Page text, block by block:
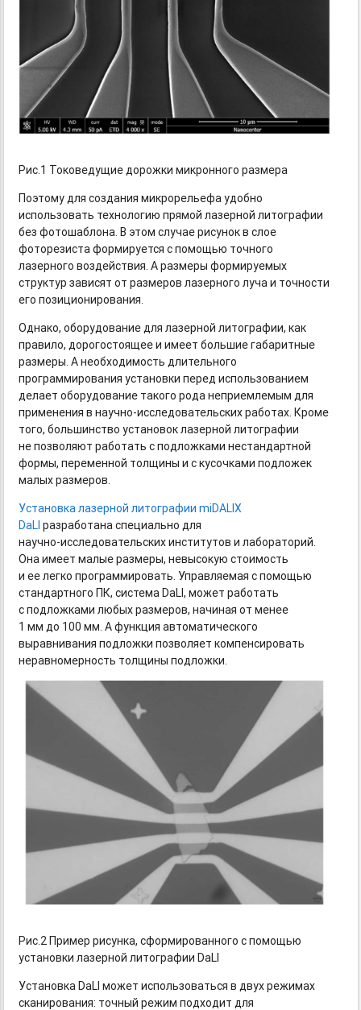
Рис.1 Токоведущие дорожки микронного размера
Поэтому для создания микрорельефа удобно
использовать технологию прямой лазерной литографии
без фотошаблона. В этом случае рисунок в слое
фоторезиста формируется с помощью точного
лазерного воздействия. А размеры формируемых
структур зависят от размеров лазерного луча и точности
его позиционирования.
Однако, оборудование для лазерной литографии, как
правило, дорогостоящее и имеет большие габаритные
размеры. А необходимость длительного
программирования установки перед использованием
делает оборудование такого рода неприемлемым для
примененияв научно-исследовательскихработах. Кроме
того, большинство установок лазерной литографии
не позволяют работать с подложками нестандартной
формы, переменной толщины и с кусочками подложек
малых размеров.
Установка лазерной литографии miDALIX
DaLI разработана специально для
научно-исследовательскихинститутов и лабораторий.
Она имеет малые размеры, невысокую стоимость
и ее легко программировать. Управляемая с помощью
стандартного ПК, система DaLI, может работать
с подложками любых размеров, начиная от менее
1 мм до 100 мм. А функция автоматического
выравнивания подложки позволяет компенсировать
неравномерность толщины подложки.
Рис.2 Пример рисунка, сформированного с помощью
установки лазерной литографии DaLI
Установка DaLI может использоваться в двух режимах
сканирования: точный режим подходит для